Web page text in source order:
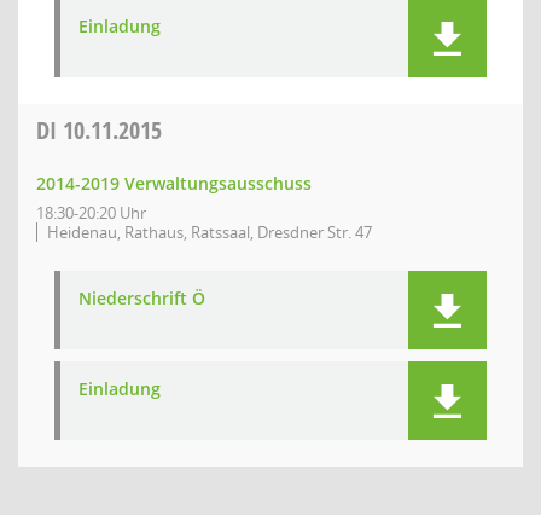
Einladung
DI 10.11.2015
2014-2019 Verwaltungsausschuss
18:30-20:20 Uhr
Heidenau, Rathaus, Ratssaal, Dresdner Str. 47
Niederschrift Ö
Einladung